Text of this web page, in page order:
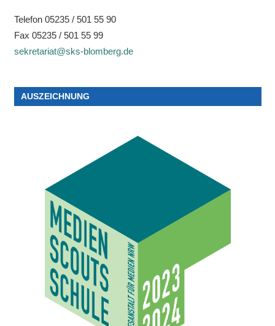
Telefon 05235 / 501 55 90
Fax 05235 / 501 55 99
sekretariat@sks-blomberg.de
AUSZEICHNUNG